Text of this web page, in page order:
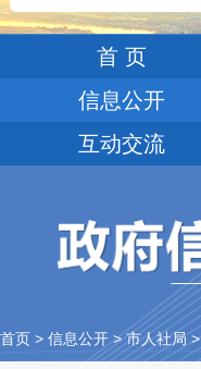
首 页
信息公开
互动交流
首页 > 信息公开 >市人社局>